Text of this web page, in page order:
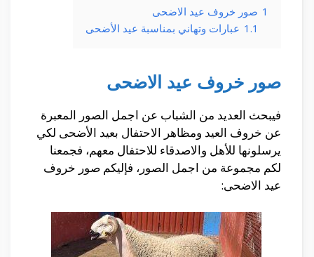
1 صور خروف عيد الاضحى
1.1 عبارات وتهاني بمناسبة عيد الأضحى
صور خروف عيد الاضحى
فيبحث العديد من الشباب عن اجمل الصور المعبرة
عن خروف العيد ومظاهر الاحتفال بعيد الأضحى لكي
يرسلونها للأهل والاصدقاء للاحتفال معهم، فجمعنا
لكم مجموعة من اجمل الصور، فإليكم صور خروف
عيد الاضحى: